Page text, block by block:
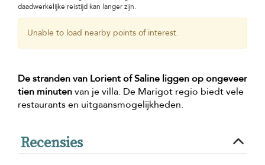
daadwerkelijke reistijd kan langer zijn.
Unable to load nearby points of interest.
De stranden van Lorient of Saline liggen op ongeveer
tien minutenvan je villa. De Marigot regio biedt vele
restaurants en uitgaansmogelijkheden.
Recensies